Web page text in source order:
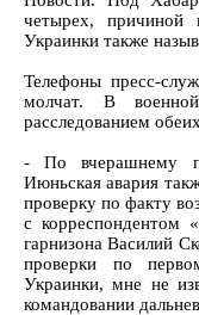
четырех, причиной
Украинки также
Телефоны пресс-
молчат. В военной
расследованием
- По вчерашнему
Июньская авария
проверку по факту
с корреспондентом
гарнизона Василий
проверки по
Украинки, мне не
командовании